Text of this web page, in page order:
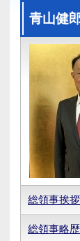
青山健
総領事挨拶
総領事略